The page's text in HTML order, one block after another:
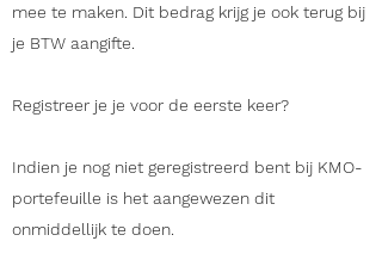
mee te maken. Dit bedrag krijg je ook terug bij
je BTW aangifte.
Registreer je je voor de eerste keer?
Indien je nog niet geregistreerd bent bij KMO-
portefeuille is het aangewezen dit
onmiddellijk te doen.